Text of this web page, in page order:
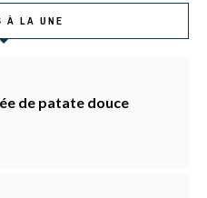
À LA UNE
de patate douce